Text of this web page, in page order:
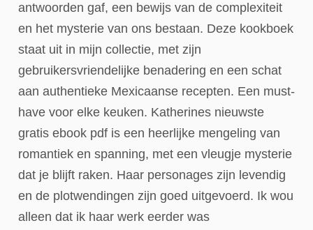
antwoorden gaf, een bewijs van de complexiteit
en het mysterie van ons bestaan. Deze kookboek
staat uit in mijn collectie, met zijn
gebruikersvriendelijke benadering en een schat
aan authentieke Mexicaanse recepten. Een must-
have voor elke keuken. Katherines nieuwste
gratis ebook pdf is een heerlijke mengeling van
romantiek en spanning, met een vleugje mysterie
dat je blijft raken. Haar personages zijn levendig
en de plotwendingen zijn goed uitgevoerd. Ik wou
alleen dat ik haar werk eerder was